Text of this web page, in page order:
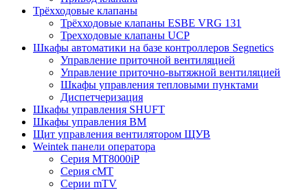
Трёхходовые клапаны
Трёхходовые клапаны ESBE VRG 131
Трехходовые клапаны UCP
Шкафы автоматики на базе контроллеров Segnetics
Управление приточной вентиляцией
Управление приточно-вытяжной вентиляцией
Шкафы управления тепловыми пунктами
Диспетчеризация
Шкафы управления SHUFT
Шкафы управления BM
Щит управления вентилятором ЩУВ
Weintek панели оператора
Серия MT8000iP
Серия cMT
Серии mTV